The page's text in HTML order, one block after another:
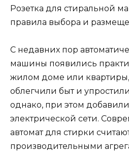
Розетка для стиральной
правила выбора и
С недавних пор
машины появились
жилом доме или
облегчили быт и
однако, при этом
электрической сети.
автомат для стирки
производительными